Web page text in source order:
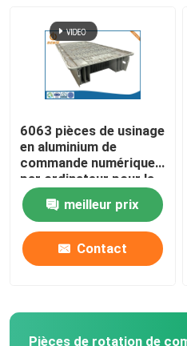
6063 pièces de usinage
en aluminium de
commande numérique
par ordinateur pour la
fabrication de
communication
meilleur prix
Contact